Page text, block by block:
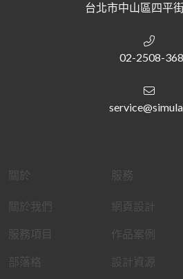
台北市中山區四平
02-2508-
關於
關於我們
服務項目
部落格
服務
網頁設計
作品案例
設計資源